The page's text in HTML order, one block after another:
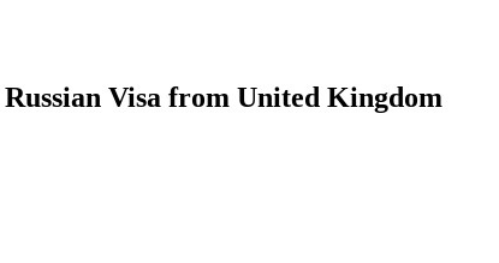
Visa from United Kingdom